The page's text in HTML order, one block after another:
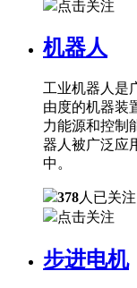
点击关注
机器人
工业机器人是
由度的机器装
力能源和控制
器人被广泛应
中。
378人已关注
点击关注
步进电机